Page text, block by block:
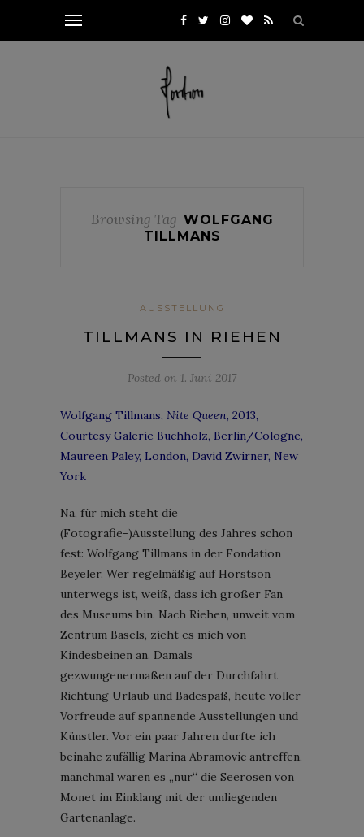
Browsing Tag WOLFGANG
TILLMANS
AUSSTELLUNG
TILLMANS IN RIEHEN
Posted on 1. Juni 2017
Wolfgang Tillmans, Nite Queen, 2013,
Courtesy Galerie Buchholz, Berlin/Cologne,
Maureen Paley, London, David Zwirner, New
York
Na, für mich steht die
(Fotografie-)Ausstellung des Jahres schon
fest: Wolfgang Tillmans in der Fondation
Beyeler. Wer regelmäßig auf Horstson
unterwegs ist, weiß, dass ich großer Fan
des Museums bin. Nach Riehen, unweit vom
Zentrum Basels, zieht es mich von
Kindesbeinen an. Damals
gezwungenermaßen auf der Durchfahrt
Richtung Urlaub und Badespaß, heute voller
Vorfreude auf spannende Ausstellungen und
Künstler. Vor ein paar Jahren durfte ich
beinahe zufällig Marina Abramovic antreffen,
manchmal waren es „nur“ die Seerosen von
Monet im Einklang mit der umliegenden
Gartenanlage.